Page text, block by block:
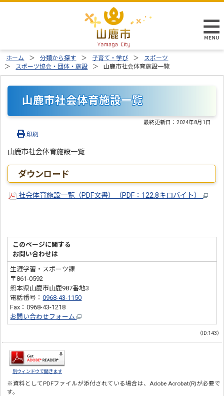
ホーム 分類から探す 子育て・学び
スポーツ
スポーツ協会・団体・施設
山鹿市社会体育施設一覧
山鹿市社会体育施設一覧
最終更新日：2024年8月1日
印刷
山鹿市社会体育施設一覧
ダウンロード
社会体育施設一覧（PDF文書）（PDF：122.8キロバイト）
このページに関する
お問い合わせは
生涯学習・スポーツ課
〒861-0592
熊本県山鹿市山鹿987番地3
電話番号：0968-43-1150
Fax：0968-43-1218
お問い合わせフォーム
（ID:143）
別ウィンドウで開きます
※資料としてPDFファイルが添付されている場合は、 Adobe Acrobat(R)が必要で
す。